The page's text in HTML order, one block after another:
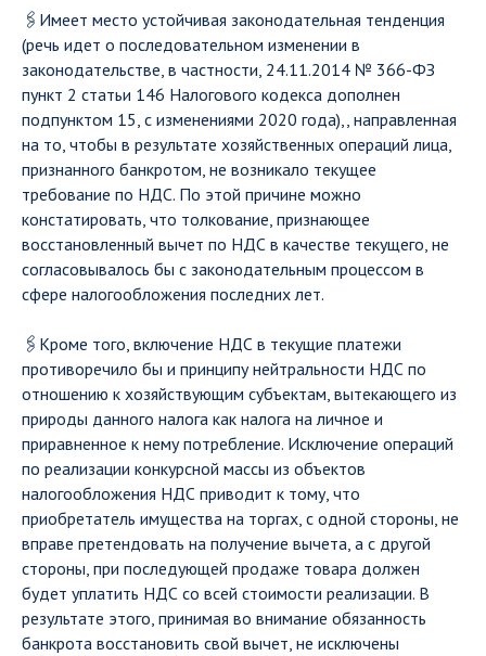
🖇Имеет место устойчивая законодательная тенденция
(речь идет о последовательном изменении в
законодательстве, в частности, 24.11.2014 № 366-ФЗ
пункт 2 статьи 146 Налогового кодекса дополнен
подпунктом 15, с изменениями 2020 года),, направленная
на то, чтобы в результате хозяйственных операций лица,
признанного банкротом, не возникало текущее
требование по НДС. По этой причине можно
констатировать, что толкование, признающее
восстановленный вычет по НДС в качестве текущего, не
согласовывалось бы с законодательным процессом в
сфере налогообложения последних лет.
🖇Кроме того, включение НДС в текущие платежи
противоречило бы и принципу нейтральности НДС по
отношению к хозяйствующим субъектам, вытекающего из
природы данного налога как налога на личное и
приравненное к нему потребление. Исключение операций
по реализации конкурсной массы из объектов
налогообложения НДС приводит к тому, что
приобретатель имущества на торгах, с одной стороны, не
вправе претендовать на получение вычета, а с другой
стороны, при последующей продаже товара должен
будет уплатить НДС со всей стоимости реализации. В
результате этого, принимая во внимание обязанность
банкрота восстановить свой вычет, не исключены